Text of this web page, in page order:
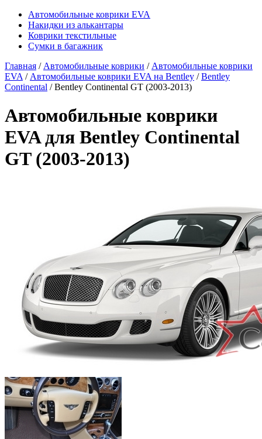
Автомобильные коврики EVA
Накидки из алькантары
Коврики текстильные
Сумки в багажник
Главная / Автомобильные коврики / Автомобильные коврики
EVA / Автомобильные коврики EVA на Bentley /Bentley
Continental / Bentley Continental GT (2003-2013)
Автомобильные коврики
EVA для Bentley Continental
GT (2003-2013)